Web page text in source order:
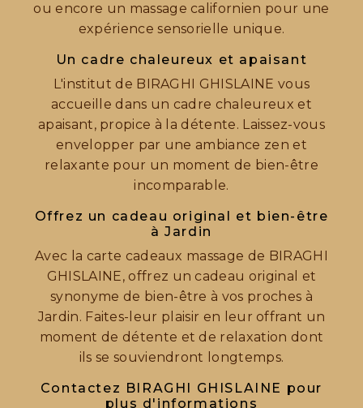
ou encore un massage californien pour une
expérience sensorielle unique.
Un cadre chaleureux et apaisant
L'institut de BIRAGHI GHISLAINE vous
accueille dans un cadre chaleureux et
apaisant, propice à la détente. Laissez-vous
envelopper par une ambiance zen et
relaxante pour un moment de bien-être
incomparable.
Offrez un cadeau original et bien-être
à Jardin
Avec la carte cadeaux massage de BIRAGHI
GHISLAINE, offrez un cadeau original et
synonyme de bien-être à vos proches à
Jardin. Faites-leur plaisir en leur offrant un
moment de détente et de relaxation dont
ils se souviendront longtemps.
Contactez BIRAGHI GHISLAINE pour
plus d'informations